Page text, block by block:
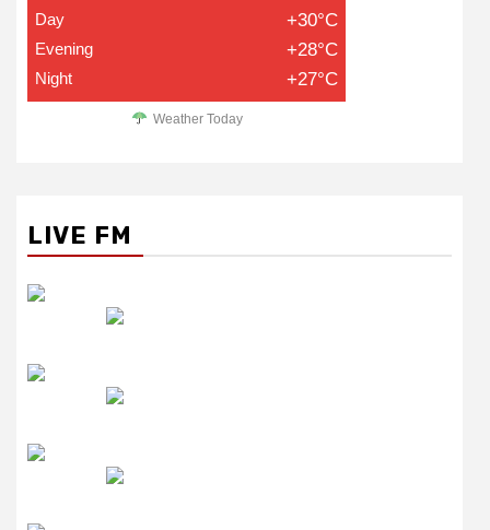
Day +30°C
Evening +28°C
Night +27°C
Weather Today
LIVE FM